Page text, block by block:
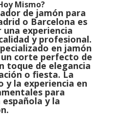
Mismo?
de jamón para
o Barcelona es
experiencia
y profesional.
en jamón
corte perfecto de
toque de elegancia
o fiesta. La
y la experiencia en
para
y la